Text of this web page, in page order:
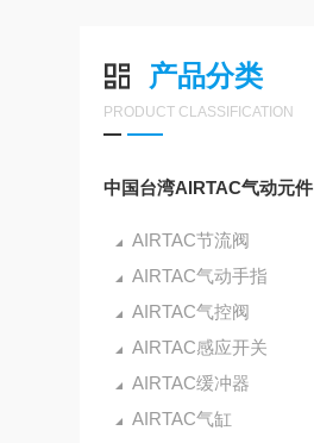
产品分类
PRODUCT CLASSIFICATION
中国台湾AIRTAC气动元件
AIRTAC节流阀
AIRTAC气动手指
AIRTAC气控阀
AIRTAC感应开关
AIRTAC缓冲器
AIRTAC气缸